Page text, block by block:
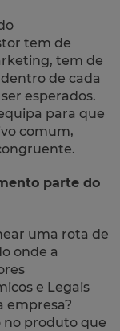
tem de
tem de
de cada
esperados.
para que
comum,
parte do
uma rota de
onde a
e Legais
empresa?
no produto que